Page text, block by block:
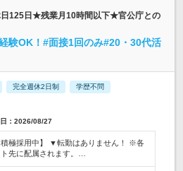
日125日★残業月10時間以下★官公庁との
験OK！#面接1回のみ#20・30代活
完全週休2日制 学歴不問
：2026/08/27
積極採用中】 ▼転勤はありません！ ※各
先に配属されます。…